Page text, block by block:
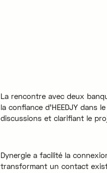
La rencontre avec deux
la confiance d'HEEDJY dans
discussions et clarifiant le
Dynergie a facilité la
transformant un contact